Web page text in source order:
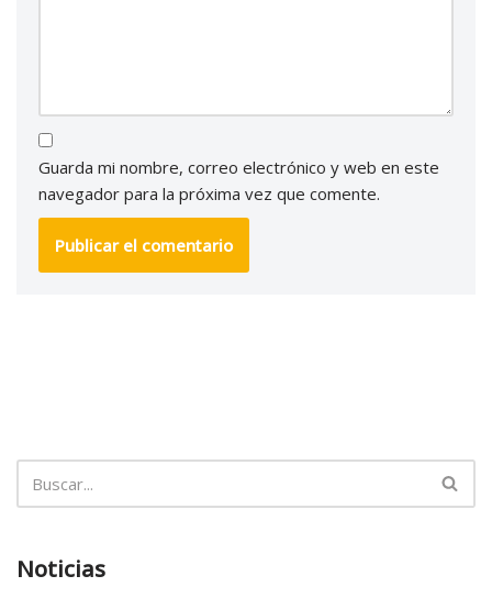
Guarda mi nombre, correo electrónico y web en este
navegador para la próxima vez que comente.
Noticias